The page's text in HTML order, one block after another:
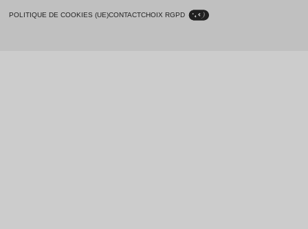
POLITIQUE DE COOKIES (UE)CONTACTCHOIX RGPD